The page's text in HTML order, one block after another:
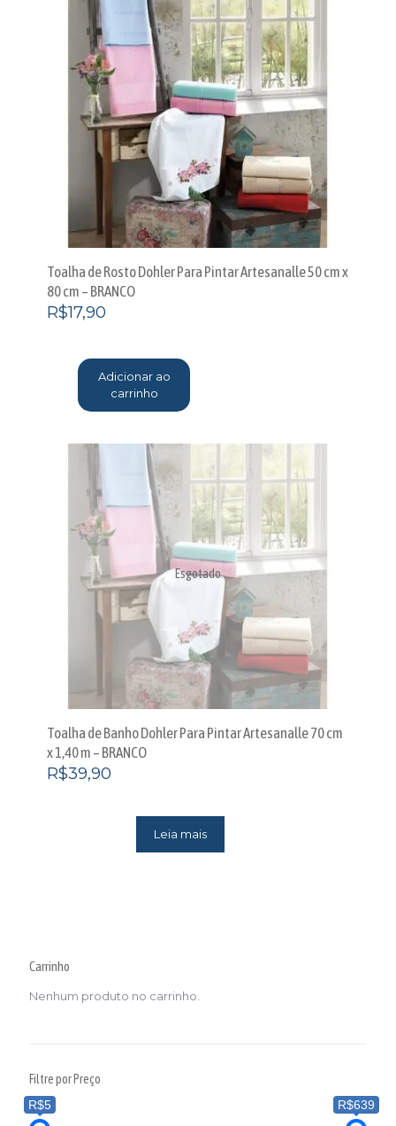
Toalha de Rosto Dohler Para Pintar Artesanalle 50 cm x
80 cm – BRANCO
R$17,90
Adicionar ao
carrinho
Esgotado
Toalha de Banho Dohler Para Pintar Artesanalle 70 cm
x 1,40 m – BRANCO
R$39,90
Leia mais
Carrinho
Nenhum produto no carrinho.
Filtre por Preço
R$5
R$639